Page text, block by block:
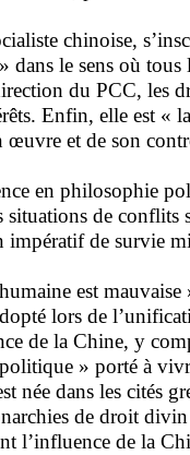
chinoise,
le sens où
du PCC, les
Enfin, elle est
œuvre et de son
en philosophie
de
de survie
est
lors de
de la Chine, y
» porté à
dans les cités
de droit
de la